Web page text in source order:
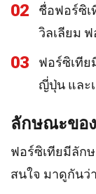
02
ชื่อฟอร์ซิ
วิลเลียม
03 ฟอร์ซิเทีย
ญี่ปุ่น และ
ลักษณะขอ
ฟอร์ซิเทียมีลัก
สนใจ มาดูกันว่